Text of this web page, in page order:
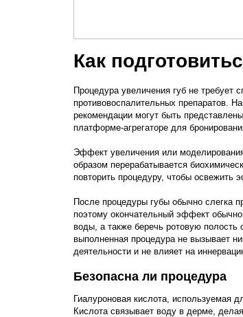
Как
Процедура увеличения губ не требует
противовоспалительных препаратов.
рекомендации могут быть
платформе-агрегаторе для
Эффект увеличения или
образом перерабатывается
повторить процедуру, чтобы освежить
После процедуры губы обычно слегка
поэтому окончательный эффект
воды, а также беречь ротовую полость
выполненная процедура не вызывает
деятельности и не влияет на
Безопасна ли процедура
Гиалуроновая кислота, используемая
Кислота связывает воду в дерме,